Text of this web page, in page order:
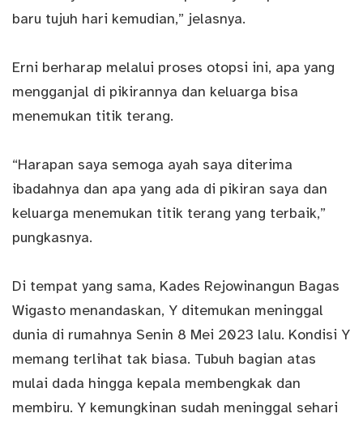
baru tujuh hari kemudian,” jelasnya.
Erni berharap melalui proses otopsi ini, apa yang
mengganjal di pikirannya dan keluarga bisa
menemukan titik terang.
“Harapan saya semoga ayah saya diterima
ibadahnya dan apa yang ada di pikiran saya dan
keluarga menemukan titik terang yang terbaik,”
pungkasnya.
Di tempat yang sama, Kades Rejowinangun Bagas
Wigasto menandaskan, Y ditemukan meninggal
dunia di rumahnya Senin 8 Mei 2023 lalu. Kondisi Y
memang terlihat tak biasa. Tubuh bagian atas
mulai dada hingga kepala membengkak dan
membiru. Y kemungkinan sudah meninggal sehari